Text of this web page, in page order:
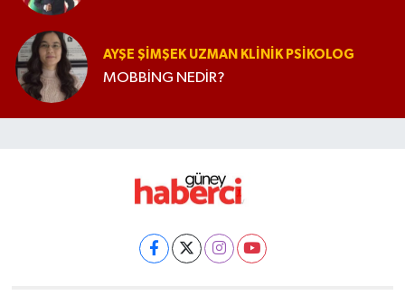
AYŞE ŞIMŞEK UZMAN KLINIK PSIKOLOG
MOBBİNG NEDİR?